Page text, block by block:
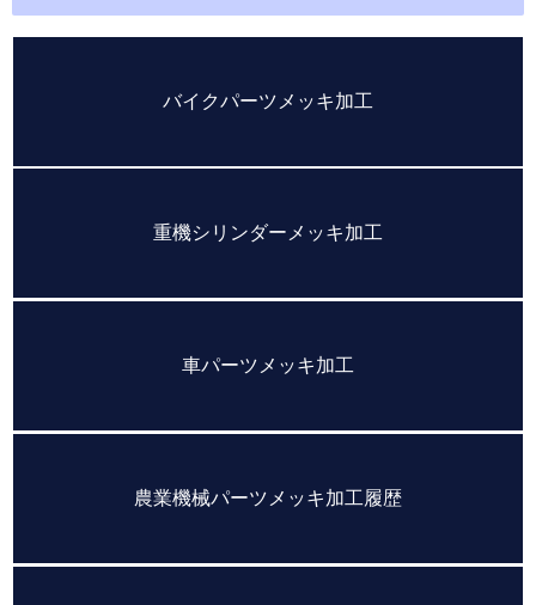
バイクパーツメッキ加工
重機シリンダーメッキ加工
車パーツメッキ加工
農業機械パーツメッキ加工履歴